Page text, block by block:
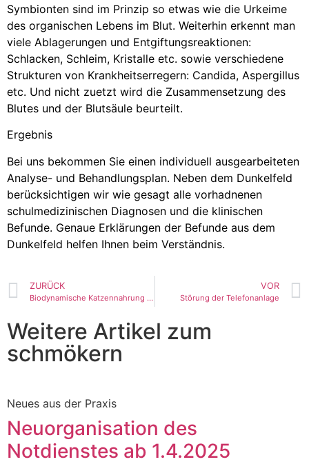
Symbionten sind im Prinzip so etwas wie die Urkeime
des organischen Lebens im Blut. Weiterhin erkennt man
viele Ablagerungen und Entgiftungsreaktionen:
Schlacken, Schleim, Kristalle etc. sowie verschiedene
Strukturen von Krankheitserregern: Candida, Aspergillus
etc. Und nicht zuetzt wird die Zusammensetzung des
Blutes und der Blutsäule beurteilt.
Ergebnis
Bei uns bekommen Sie einen individuell ausgearbeiteten
Analyse- und Behandlungsplan. Neben dem Dunkelfeld
berücksichtigen wir wie gesagt alle vorhadnenen
schulmedizinischen Diagnosen und die klinischen
Befunde. Genaue Erklärungen der Befunde aus dem
Dunkelfeld helfen Ihnen beim Verständnis.
ZURÜCK
Biodynamische Katzennahrung – selbstgemacht
VOR
Störung der Telefonanlage
Weitere Artikel zum
schmökern
Neues aus der Praxis
Neuorganisation des
Notdienstes ab 1.4.2025